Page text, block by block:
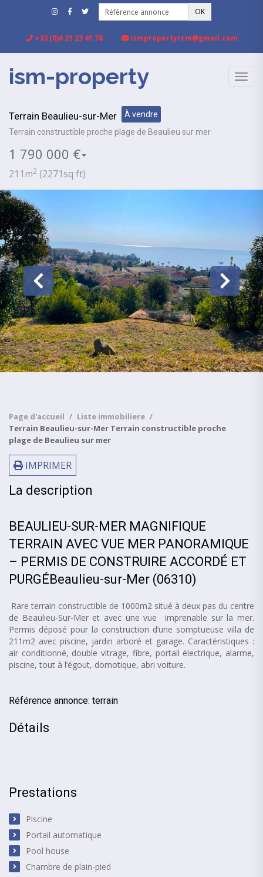
OK
+33 (0)6 21 23 41 78 ismpropertyrcm@gmail.com
ism-property
Terrain Beaulieu-sur-Mer
À vendre
Terrain constructible proche plage de Beaulieu sur mer
1 790 000 €
211m2 (2271sq ft)
Page d'accueil
Liste immobiliere
Terrain Beaulieu-sur-Mer Terrain constructible proche
plage de Beaulieu sur mer
IMPRIMER
La description
BEAULIEU-SUR-MER MAGNIFIQUE
TERRAIN AVEC VUE MER PANORAMIQUE
– PERMIS DE CONSTRUIRE ACCORDÉ ET
PURGÉBeaulieu-sur-Mer (06310)
Rare terrain constructible de 1000m2 situé à deux pas du centre
de Beaulieu-Sur-Mer et avec une vue imprenable sur la mer.
Permis déposé pour la construction d’une somptueuse villa de
211m2 avec piscine, jardin arboré et garage. Caractéristiques :
air conditionné, double vitrage, fibre, portail électrique, alarme,
piscine, tout à l’égout, domotique, abri voiture.
Référence annonce: terrain
Détails
Prestations
Piscine
Portail automatique
Pool house
Chambre de plain-pied